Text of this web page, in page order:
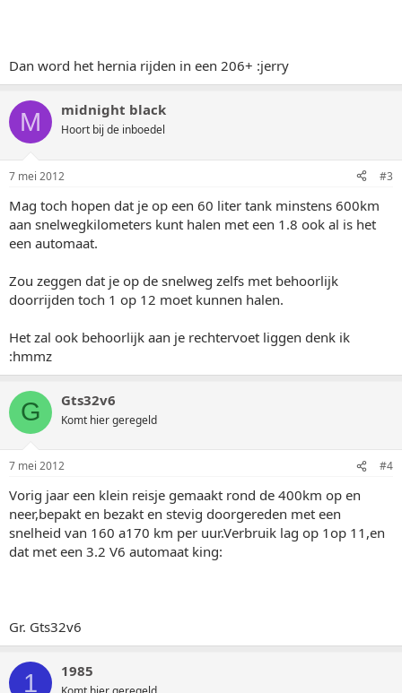
Dan word het hernia rijden in een 206+ :jerry
M midnight black
Hoort bij de inboedel
7 mei 2012 #3
Mag toch hopen dat je op een 60 liter tank minstens 600km
aan snelwegkilometers kunt halen met een 1.8 ook al is het
een automaat.
Zou zeggen dat je op de snelweg zelfs met behoorlijk
doorrijden toch 1 op 12 moet kunnen halen.
Het zal ook behoorlijk aan je rechtervoet liggen denk ik
:hmmz
G Gts32v6
Komt hier geregeld
7 mei 2012 #4
Vorig jaar een klein reisje gemaakt rond de 400km op en
neer,bepakt en bezakt en stevig doorgereden met een
snelheid van 160 a170 km per uur.Verbruik lag op 1op 11,en
dat met een 3.2 V6 automaat king:
Gr. Gts32v6
1 1985